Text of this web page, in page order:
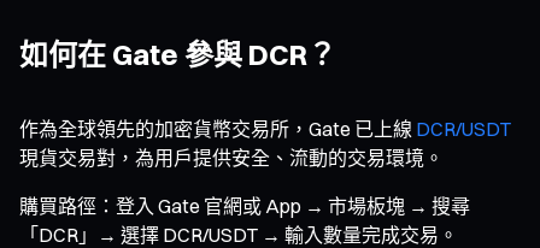
如何在 Gate 參與 DCR？
作為全球領先的加密貨幣交易所，Gate 已上線 DCR/USDT
現貨交易對，為用戶提供安全、流動的交易環境。
購買路徑：登入 Gate 官網或 App → 市場板塊 → 搜尋
「DCR」→ 選擇 DCR/USDT → 輸入數量完成交易。